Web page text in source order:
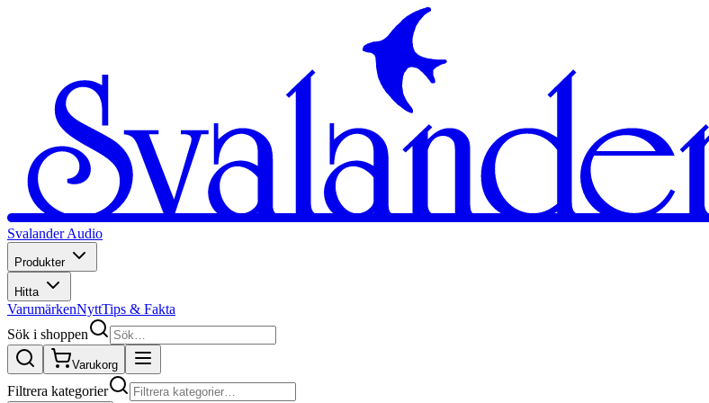
Svalander Audio
Produkter
Hitta
VarumärkenNyttTips & Fakta
Sök i shoppen
Varukorg
Filtrera kategorier